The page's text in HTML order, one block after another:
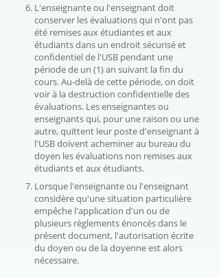
L'enseignante ou l'enseignant doit
conserver les évaluations qui n'ont pas
été remises aux étudiantes et aux
étudiants dans un endroit sécurisé et
confidentiel de l'USB pendant une
période de un (1) an suivant la fin du
cours. Au-delà de cette période, on doit
voir à la destruction confidentielle des
évaluations. Les enseignantes ou
enseignants qui, pour une raison ou une
autre, quittent leur poste d'enseignant à
l'USB doivent acheminer au bureau du
doyen les évaluations non remises aux
étudiants et aux étudiants.
Lorsque l'enseignante ou l'enseignant
considère qu'une situation particulière
empêche l'application d'un ou de
plusieurs règlements énoncés dans le
présent document, l'autorisation écrite
du doyen ou de la doyenne est alors
nécessaire.